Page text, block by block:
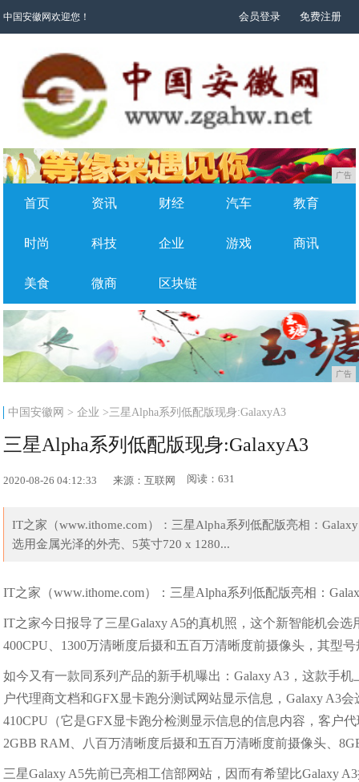
中国安徽网欢迎您！ 会员登录 免费注册
广告
首页 资讯 财经 汽车 教育
时尚 科技 企业 游戏 商讯
美食 微商 区块链
广告
中国安徽网 >企业 >三星Alpha系列低配版现身:GalaxyA3
三星Alpha系列低配版现身:GalaxyA3
2020-08-26 04:12:33 来源：互联网 阅读：631
IT之家（www.ithome.com）：三星Alpha系列低配版亮相：
选用金属光泽的外壳、5英寸720 x 1280...
IT之家（www.ithome.com）：三星Alpha系列低配版亮相：
IT之家今日报导了三星Galaxy A5的真机照，这个新智能机会
400CPU、1300万清晰度后摄和五百万清晰度前摄像头，其型
如今又有一款同系列产品的新手机曝出：Galaxy A3，这款手
户代理商文档和GFX显卡跑分测试网站显示信息，Galaxy A3
410CPU（它是GFX显卡跑分检测显示信息的信息内容，客户
2GBB RAM、八百万清晰度后摄和五百万清晰度前摄像头、
三星Galaxy A5先前已亮相工信部网站，因而有希望比Galaxy